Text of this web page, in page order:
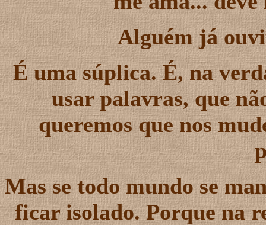
Alguém já
É uma súplica. É, na
usar palavras, que
queremos que nos
Mas se todo mundo se
ficar isolado. Porque na